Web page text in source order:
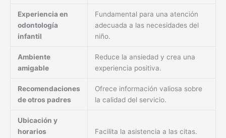
Experiencia en
odontología
infantil
Fundamental para una atención
adecuada a las necesidades del
niño.
Ambiente
amigable
Reduce la ansiedad y crea una
experiencia positiva.
Recomendaciones
de otros padres
Ofrece información valiosa sobre
la calidad del servicio.
Ubicación y
horarios
Facilita la asistencia a las citas.